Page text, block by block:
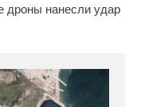
дроны нанесли удар